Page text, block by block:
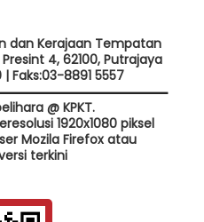
dan Kerajaan Tempatan
4, 62100, Putrajaya
Faks:03-8891 5557
@ KPKT.
1920x1080 piksel
Mozila Firefox atau
terkini